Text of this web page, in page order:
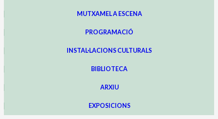
MUTXAMEL A ESCENA
PROGRAMACIÓ
INSTAL·LACIONS CULTURALS
BIBLIOTECA
ARXIU
EXPOSICIONS